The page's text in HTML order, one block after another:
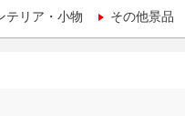
テリア・小物 その他景品